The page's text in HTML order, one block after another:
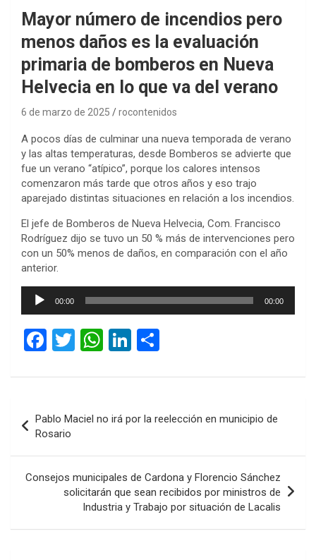
Mayor número de incendios pero
menos daños es la evaluación
primaria de bomberos en Nueva
Helvecia en lo que va del verano
6 de marzo de 2025 rocontenidos
A pocos días de culminar una nueva temporada de verano
y las altas temperaturas, desde Bomberos se advierte que
fue un verano “atípico”, porque los calores intensos
comenzaron más tarde que otros años y eso trajo
aparejado distintas situaciones en relación a los incendios.
El jefe de Bomberos de Nueva Helvecia, Com. Francisco
Rodríguez dijo se tuvo un 50 % más de intervenciones pero
con un 50% menos de daños, en comparación con el año
anterior.
Reproductor
00:00 00:00
F
ce
o
o
k
T
tt
W
at
A
p
p
Li
ke
n
m
ar
tir
de
entradas
Pablo Maciel no irá por la reelección en municipio de
Rosario
Consejos municipales de Cardona y Florencio Sánchez
solicitarán que sean recibidos por ministros de
Industria y Trabajo por situación de Lacalis